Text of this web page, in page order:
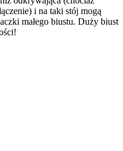
i na taki stój mogą
małego biustu. Duży biust